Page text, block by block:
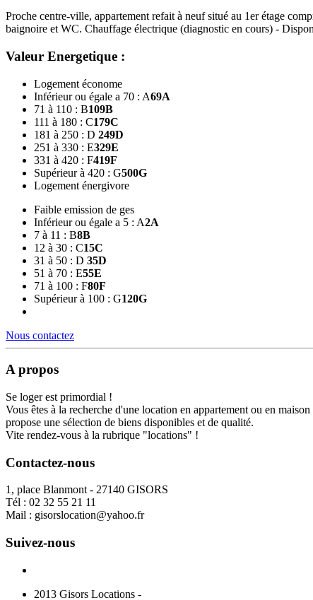
Proche centre-ville, appartement refait à neuf situé au 1er étage
baignoire et WC. Chauffage électrique (diagnostic en cours) -
Valeur Energetique :
Logement économe
Inférieur ou égale a 70 : A69A
71 à 110 : B109B
111 à 180 : C179C
181 à 250 : D 249D
251 à 330 : E329E
331 à 420 : F419F
Supérieur à 420 : G500G
Logement énergivore
Faible emission de ges
Inférieur ou égale a 5 : A2A
7 à 11 : B8B
12 à 30 : C15C
31 à 50 : D 35D
51 à 70 : E55E
71 à 100 : F80F
Supérieur à 100 : G120G
Nous contactez
A propos
Se loger est primordial !
Vous êtes à la recherche d'une location en appartement ou en
propose une sélection de biens disponibles et de qualité.
Vite rendez-vous à la rubrique "locations" !
Contactez-nous
1, place Blanmont - 27140 GISORS
Tél : 02 32 55 21 11
Mail : gisorslocation@yahoo.fr
Suivez-nous
2013 Gisors Locations -